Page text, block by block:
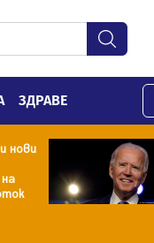
ЗДРАВЕ
нови